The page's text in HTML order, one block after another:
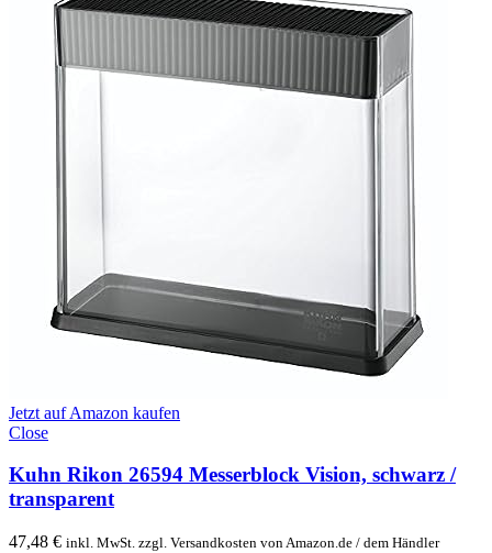
Jetzt auf Amazon kaufen
Close
Kuhn Rikon 26594 Messerblock Vision, schwarz /
transparent
47,48 € inkl. MwSt. zzgl. Versandkosten von Amazon.de / dem Händler